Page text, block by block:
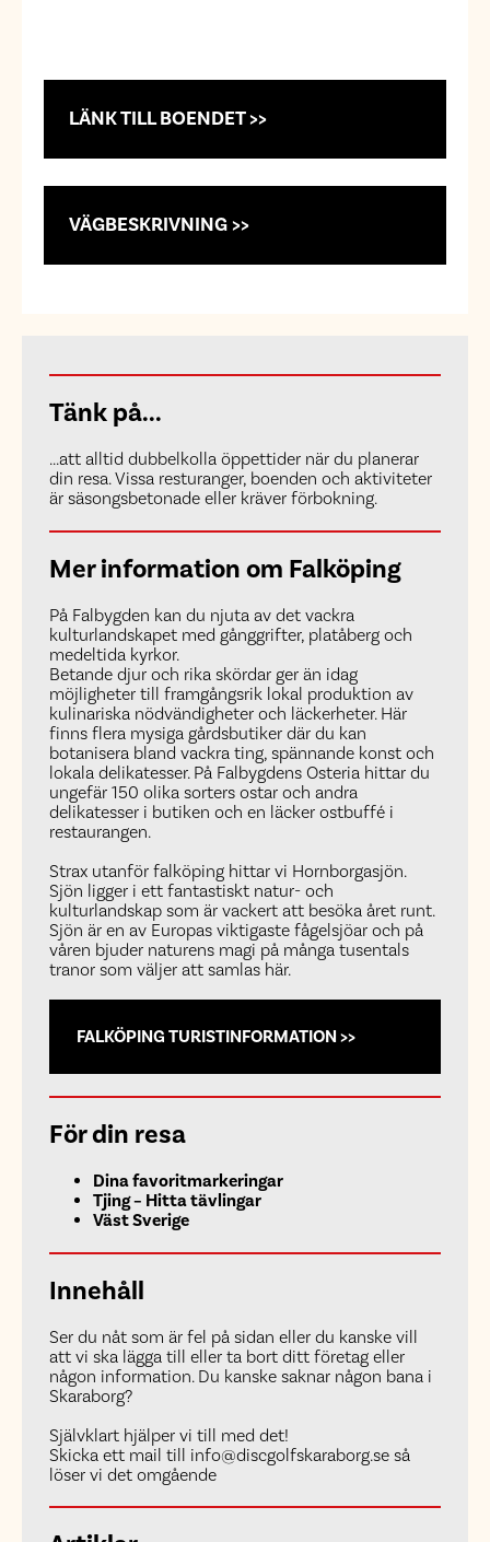
LÄNK TILL BOENDET >>
VÄGBESKRIVNING >>
Tänk på...
...att alltid dubbelkolla öppettider när du planerar
din resa. Vissa resturanger, boenden och aktiviteter
är säsongsbetonade eller kräver förbokning.
Mer information om Falköping
På Falbygden kan du njuta av det vackra
kulturlandskapet med gånggrifter, platåberg och
medeltida kyrkor.
Betande djur och rika skördar ger än idag
möjligheter till framgångsrik lokal produktion av
kulinariska nödvändigheter och läckerheter. Här
finns flera mysiga gårdsbutiker där du kan
botanisera bland vackra ting, spännande konst och
lokala delikatesser. På Falbygdens Osteria hittar du
ungefär 150 olika sorters ostar och andra
delikatesser i butiken och en läcker ostbuffé i
restaurangen.
Strax utanför falköping hittar vi Hornborgasjön.
Sjön ligger i ett fantastiskt natur- och
kulturlandskap som är vackert att besöka året runt.
Sjön är en av Europas viktigaste fågelsjöar och på
våren bjuder naturens magi på många tusentals
tranor som väljer att samlas här.
FALKÖPING TURISTINFORMATION >>
För din resa
Dina favoritmarkeringar
Tjing – Hitta tävlingar
Väst Sverige
Innehåll
Ser du nåt som är fel på sidan eller du kanske vill
att vi ska lägga till eller ta bort ditt företag eller
någon information. Du kanske saknar någon bana i
Skaraborg?
Självklart hjälper vi till med det!
Skicka ett mail till info@discgolfskaraborg.se så
löser vi det omgående